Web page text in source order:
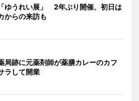
ゆうれい展」 2年ぶり開催、初日は
からの来訪も
局跡に元薬剤師が薬膳カレーのカフ
ラして開業